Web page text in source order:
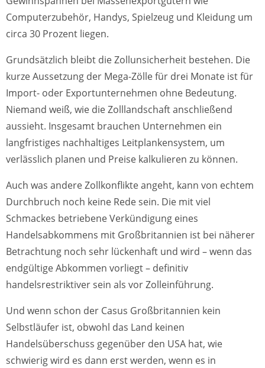
Computerzubehör, Handys, Spielzeug und Kleidung um
circa 30 Prozent liegen.
Grundsätzlich bleibt die Zollunsicherheit bestehen. Die
kurze Aussetzung der Mega-Zölle für drei Monate ist für
Import- oder Exportunternehmen ohne Bedeutung.
Niemand weiß, wie die Zolllandschaft anschließend
aussieht. Insgesamt brauchen Unternehmen ein
langfristiges nachhaltiges Leitplankensystem, um
verlässlich planen und Preise kalkulieren zu können.
Auch was andere Zollkonflikte angeht, kann von echtem
Durchbruch noch keine Rede sein. Die mit viel
Schmackes betriebene Verkündigung eines
Handelsabkommens mit Großbritannien ist bei näherer
Betrachtung noch sehr lückenhaft und wird – wenn das
endgültige Abkommen vorliegt – definitiv
handelsrestriktiver sein als vor Zolleinführung.
Und wenn schon der Casus Großbritannien kein
Selbstläufer ist, obwohl das Land keinen
Handelsüberschuss gegenüber den USA hat, wie
schwierig wird es dann erst werden, wenn es in